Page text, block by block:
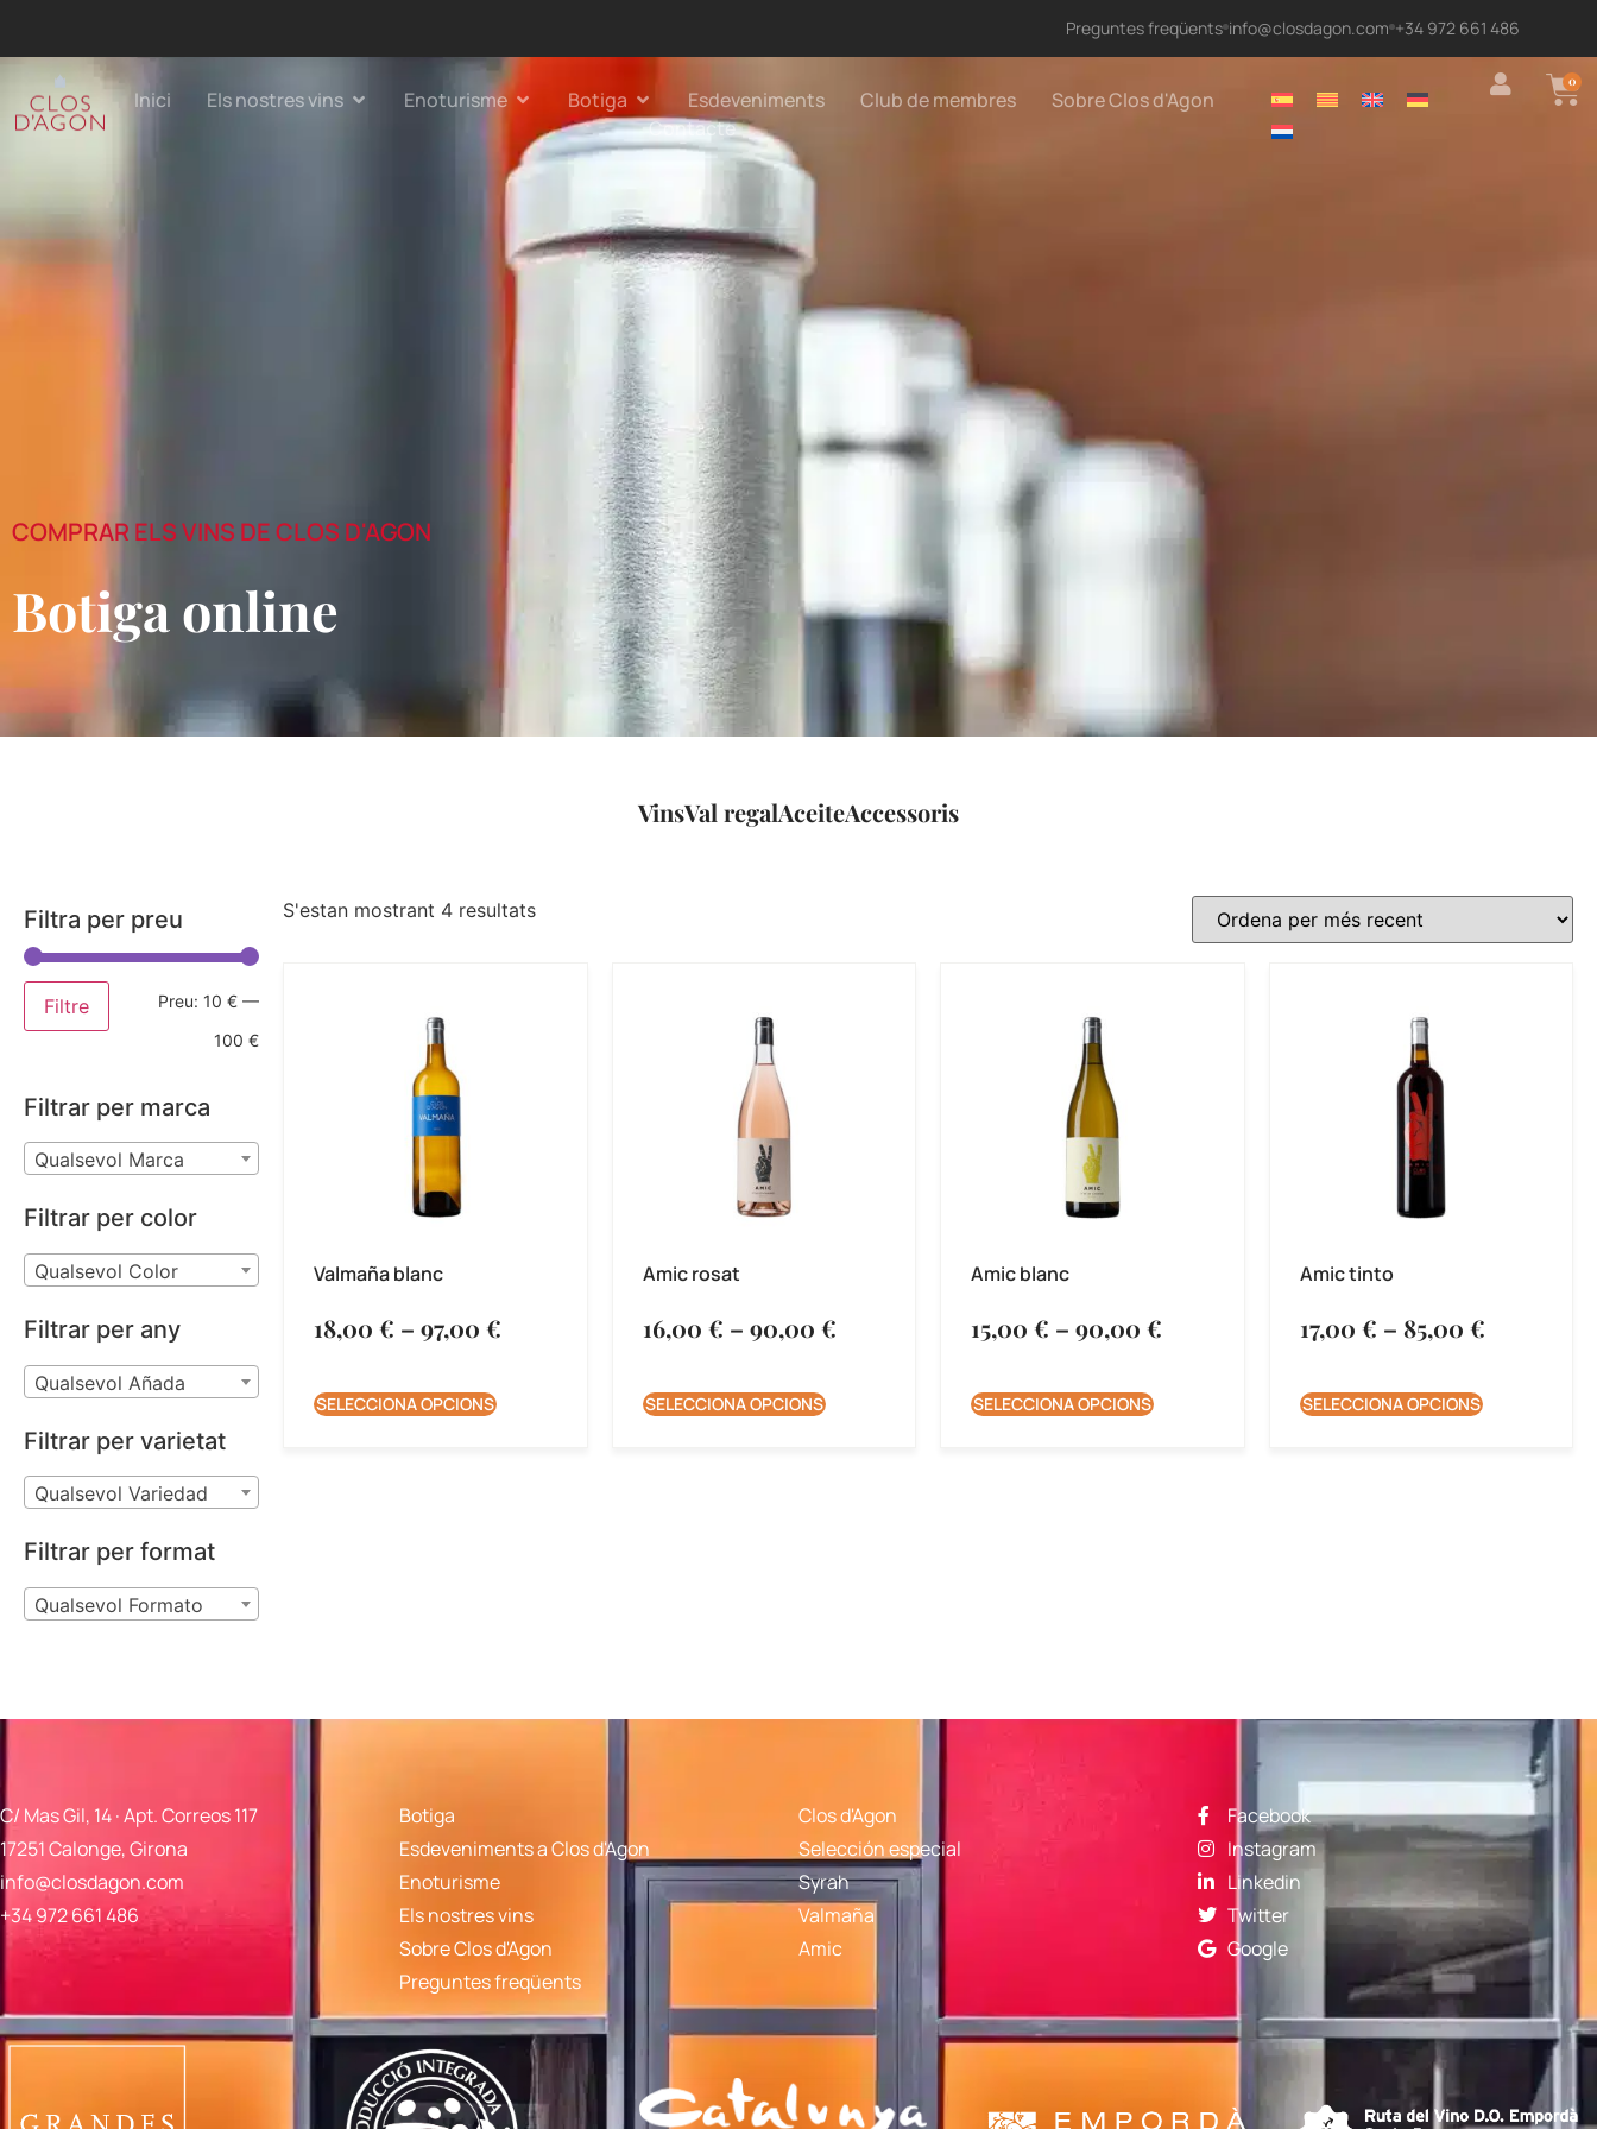
Preguntes freqüents info@closdagon.com +34 972 661 486
Inici Els nostres vins Enoturisme Botiga Esdeveniments Club de membres
Sobre Clos d'Agon
Contacte
0
COMPRAR ELS VINS DE CLOS D'AGON
Botiga online
VinsVal regalAceiteAccessoris
Filtra per preu
Filtre Preu: 10 € —
100 €
Filtrar per marca
Qualsevol Marca
Filtrar per color
Qualsevol Color
Filtrar per any
Qualsevol Añada
Filtrar per varietat
Qualsevol Variedad
Filtrar per format
Qualsevol Formato
S'estan mostrant 4 resultats
Valmaña blanc
18,00€ – 97,00€
SELECCIONA OPCIONS
Amic rosat
16,00 € – 90,00 €
SELECCIONA OPCIONS
Amic blanc
15,00€ – 90,00€
SELECCIONA OPCIONS
Amic tinto
17,00 € – 85,00 €
SELECCIONA OPCIONS
C/ Mas Gil, 14 · Apt. Correos 117
17251 Calonge, Girona
info@closdagon.com
+34 972 661 486
Botiga
Esdeveniments a Clos d'Agon
Enoturisme
Els nostres vins
Sobre Clos d'Agon
Preguntes freqüents
Clos d'Agon
Selección especial
Syrah
Valmaña
Amic
Facebook
Instagram
Linkedin
Twitter
Google